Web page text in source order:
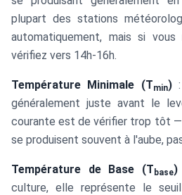
plupart des stations
automatiquement, mais si vous
vérifiez vers 14h-16h.
Température Minimale (Tmin):
généralement juste avant le
courante est de vérifier trop tôt —
se produisent souvent à l'aube,
Température de Base (T base)
culture, elle représente le